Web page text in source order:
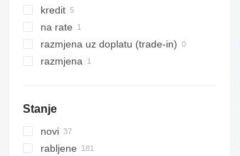
kredit
na rate
razmjena uz doplatu (trade-in)
razmjena
Stanje
novi
rabljene